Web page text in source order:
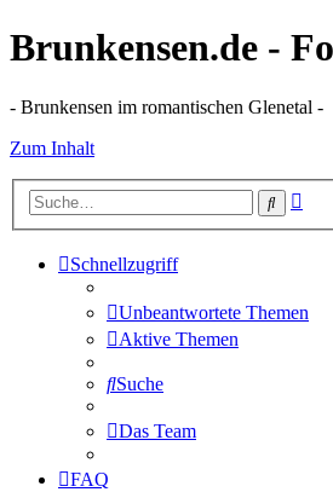
Brunkensen.de -
- Brunkensen im romantischen Glenetal -
Zum Inhalt
Suche
Schnellzugriff
Unbeantwortete Themen
Aktive Themen
Suche
Das Team
FAQ